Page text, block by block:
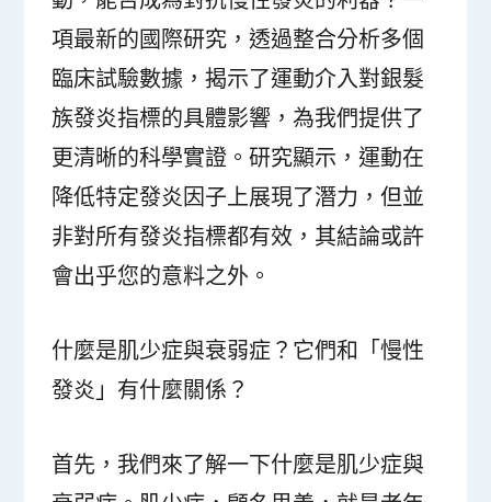
項最新的國際研究，透過整合分析多個
臨床試驗數據，揭示了運動介入對銀髮
族發炎指標的具體影響，為我們提供了
更清晰的科學實證。研究顯示，運動在
降低特定發炎因子上展現了潛力，但並
非對所有發炎指標都有效，其結論或許
會出乎您的意料之外。
什麼是肌少症與衰弱症？它們和「慢性
發炎」有什麼關係？
首先，我們來了解一下什麼是肌少症與